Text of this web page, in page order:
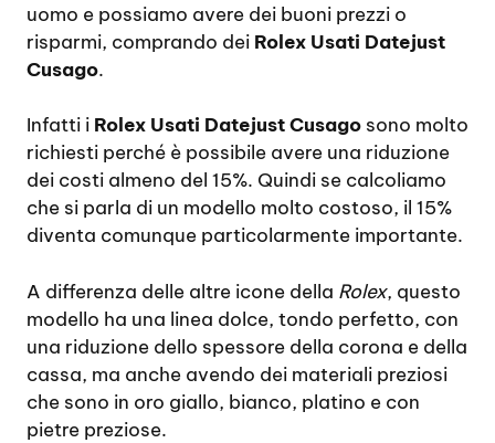
uomo e possiamo avere dei buoni prezzi o
risparmi, comprando dei Rolex Usati Datejust
Cusago.
Infatti i Rolex Usati Datejust Cusago sono molto
richiesti perché è possibile avere una riduzione
dei costi almeno del 15%. Quindi se calcoliamo
che si parla di un modello molto costoso, il 15%
diventa comunque particolarmente importante.
A differenza delle altre icone della Rolex, questo
modello ha una linea dolce, tondo perfetto, con
una riduzione dello spessore della corona e della
cassa, ma anche avendo dei materiali preziosi
che sono in oro giallo, bianco, platino e con
pietre preziose.